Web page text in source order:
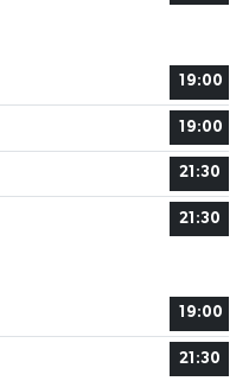
19:00
19:00
21:30
21:30
19:00
21:30